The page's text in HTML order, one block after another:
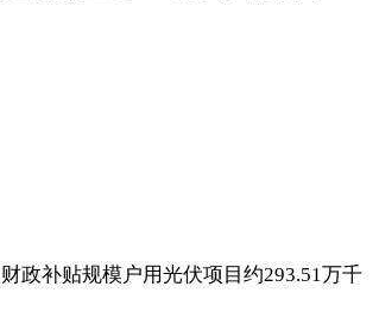
政补贴规模户用光伏项目约293.51万千